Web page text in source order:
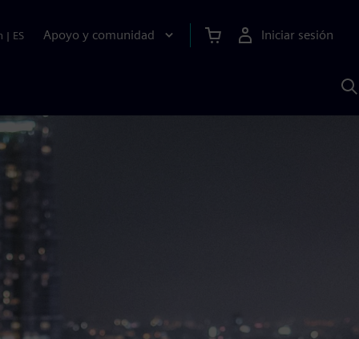
| ES Apoyo y comunidad
Iniciar sesión